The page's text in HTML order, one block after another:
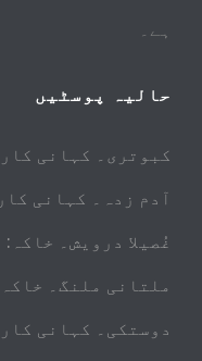
ہے۔
حالیہ پوسٹیں
کبوتری۔ کہانی
آدم زدہ۔ کہانی
غُصیلا درویش۔
ملتانی ملنگ۔
دوستکی۔ کہانی